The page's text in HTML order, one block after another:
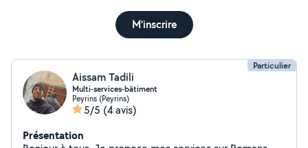
M'inscrire
Particulier
Aissam Tadili
Multi-services-bâtiment
Peyrins (Peyrins)
5/5 (4 avis)
Présentation